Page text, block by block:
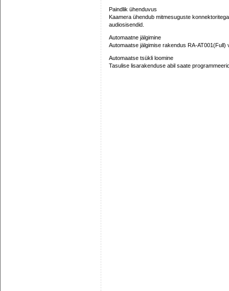
Paindlik ühenduvus
Kaamera ühendub mitmesuguste
audiosisendid.
Automaatne jälgimine
Automaatse jälgimise rakendus RA-AT001(Full)
Automaatse tsükli loomine
Tasulise lisarakenduse abil saate